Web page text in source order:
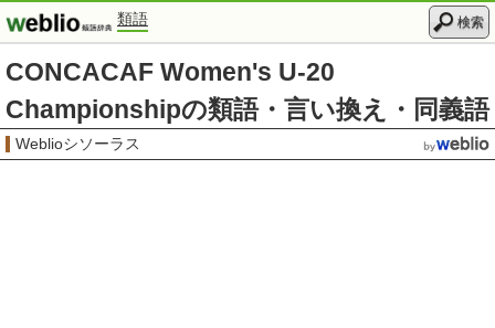
類語 検索
CONCACAF Women's U-20
Championshipの類語・言い換え・同義語
Weblioシソーラス